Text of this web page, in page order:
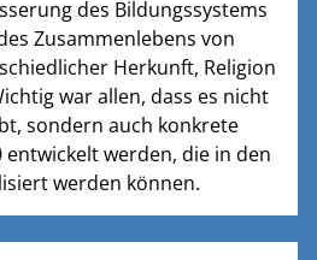
des Bildungssystems
Zusammenlebens von
Herkunft, Religion
war allen, dass es nicht
sondern auch konkrete
entwickelt werden, die in den
werden können.